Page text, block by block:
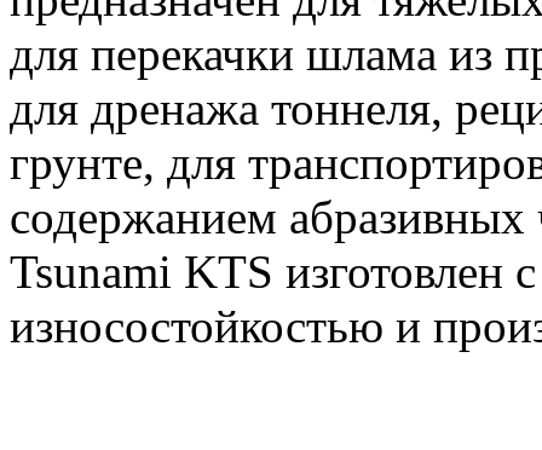
для перекачки шлама из
для дренажа тоннеля,
грунте, для
содержанием
Tsunami KTS изготовлен
износостойкостью и